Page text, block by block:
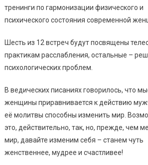
тренинги по гармонизации физического и
психического состояния современной
Шесть из 12 встреч будут посвящены
практикам расслабления, остальные –
психологических проблем.
В ведических писаниях говорилось, что
женщины приравнивается к действию
её молитвы способны изменить мир.
это, действительно, так, но, прежде, чем
мир, давайте изменим себя – станем чуть
женственнее, мудрее и счастливее!